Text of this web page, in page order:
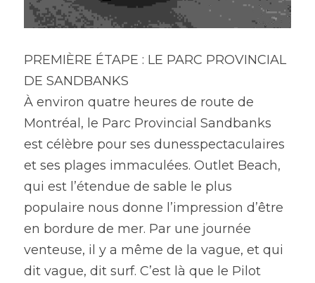
PREMIÈRE ÉTAPE : LE PARC PROVINCIAL
DE SANDBANKS
À environ quatre heures de route de
Montréal, le Parc Provincial Sandbanks
est célèbre pour ses dunesspectaculaires
et ses plages immaculées. Outlet Beach,
qui est l’étendue de sable le plus
populaire nous donne l’impression d’être
en bordure de mer. Par une journée
venteuse, il y a même de la vague, et qui
dit vague, dit surf. C’est là que le Pilot